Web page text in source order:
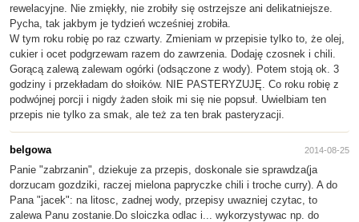
rewelacyjne. Nie zmiękły, nie zrobiły się ostrzejsze ani delikatniejsze.
Pycha, tak jakbym je tydzień wcześniej zrobiła.
W tym roku robię po raz czwarty. Zmieniam w przepisie tylko to, że olej,
cukier i ocet podgrzewam razem do zawrzenia. Dodaję czosnek i chili.
Gorącą zalewą zalewam ogórki (odsączone z wody). Potem stoją ok. 3
godziny i przekładam do słoików. NIE PASTERYZUJĘ. Co roku robię z
podwójnej porcji i nigdy żaden słoik mi się nie popsuł. Uwielbiam ten
przepis nie tylko za smak, ale też za ten brak pasteryzacji.
belgowa 2014-08-25
Panie "zabrzanin", dziekuje za przepis, doskonale sie sprawdza(ja
dorzucam gozdziki, raczej mielona papryczke chili i troche curry). A do
Pana "jacek": na litosc, zadnej wody, przepisy uwazniej czytac, to
zalewa Panu zostanie.Do sloiczka odlac i... wykorzystywac np. do